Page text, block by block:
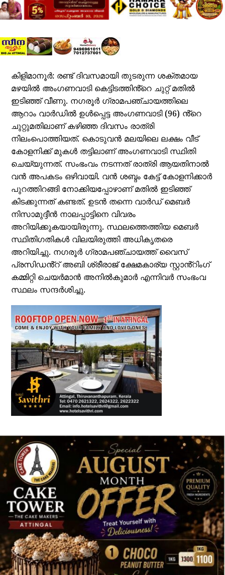
കിളിമാനൂർ: രണ്ട് ദിവസമായി തുടരുന്ന ശക്തമായ
മഴയിൽ അംഗണവാടി കെട്ടിടത്തിൻ്റെ ചുറ്റ് മതിൽ
ഇടിഞ്ഞ് വീണു. നഗരൂർ ഗ്രാമപഞ്ചായത്തിലെ
ആറാം വാർഡിൽ ഉൾപ്പെട്ട അംഗണവാടി (96) ൻ്റെ
ചുറ്റുമതിലാണ് കഴിഞ്ഞ ദിവസം രാത്രി
നിലംപൊത്തിയത്. കൊടുവൻ മലയിലെ ലക്ഷം വീട്
കോളനിക്ക് മുകൾ തട്ടിലാണ് അംഗണവാടി സ്ഥിതി
ചെയ്യുന്നത്. സംഭംവം നടന്നത് രാത്രി ആയതിനാൽ
വൻ അപകടം ഒഴിവായി. വൻ ശബ്ദം കേട്ട് കോളനിക്കാർ
പുറത്തിറങ്ങി നോക്കിയപ്പോഴാണ് മതിൽ ഇടിഞ്ഞ്
കിടക്കുന്നത് കണ്ടത്. ഉടൻ തന്നെ വാർഡ് മെബർ
നിസാമുദ്ദീൻ നാലപ്പാട്ടിനെ വിവരം
അറിയിക്കുകയായിരുന്നു. സ്ഥലത്തെത്തിയ മെബർ
സ്ഥിതിഗതികൾ വിലയിരുത്തി അധികൃതരെ
അറിയിച്ചു. നഗരൂർ ഗ്രാമപഞ്ചായത്ത് വൈസ്
പ്രസിഡൻ്റ് അബി ശ്രീരാജ് ക്ഷേമകാര്യ സ്റ്റാൻ്റിംഗ്
കമ്മിറ്റി ചെയർമാൻ അനിൽകുമാർ എന്നിവർ സംഭംവ
സ്ഥലം സന്ദർശിച്ചു.